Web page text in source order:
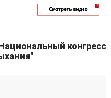
конгресс